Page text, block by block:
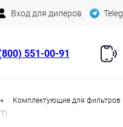
Вход для дилеров
551-00-91
• Комплектующие для фильтров